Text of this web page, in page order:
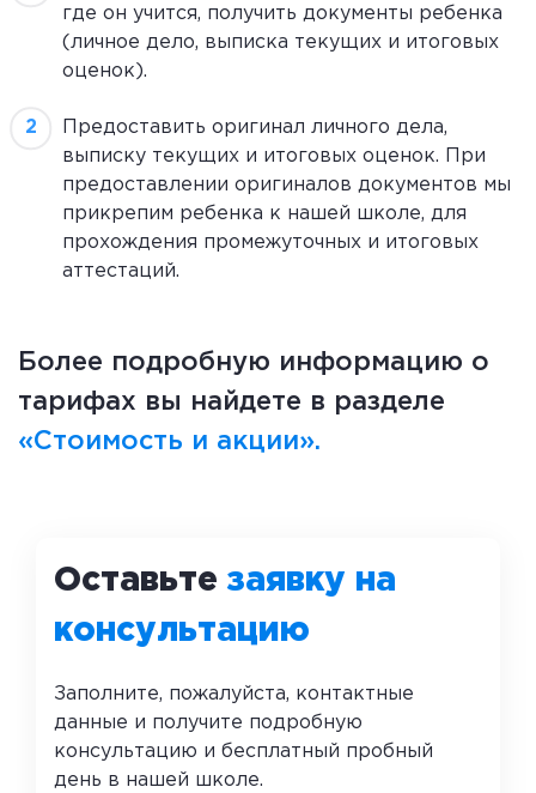
где он учится, получить документы ребенка
(личное дело, выписка текущих и итоговых
оценок).
Предоставить оригинал личного дела,
выписку текущих и итоговых оценок. При
предоставлении оригиналов документов мы
прикрепим ребенка к нашей школе, для
прохождения промежуточных и итоговых
аттестаций.
Более подробную информацию о
тарифах вы найдете в разделе
«Стоимость и акции».
Оставьтезаявку на
консультацию
Заполните, пожалуйста, контактные
данные и получите подробную
консультацию и бесплатный пробный
день в нашей школе.